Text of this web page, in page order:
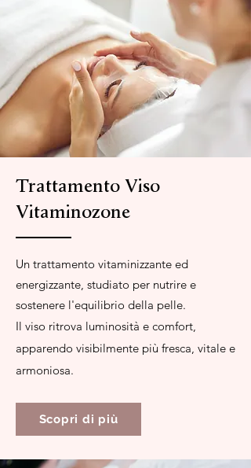
Trattamento Viso
Vitaminozone
Un trattamento vitaminizzante ed
energizzante, studiato per nutrire e
sostenere l'equilibrio della pelle.
Il viso ritrova luminosità e comfort,
apparendo visibilmente più fresca, vitale e
armoniosa.
Scopri di più